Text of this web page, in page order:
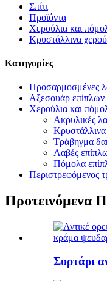
Σπίτι
Προϊόντα
Χερούλια και
Κρυστάλλινα
Κατηγορίες
Προσαρμοσμένες
Αξεσουάρ επίπλων
Χερούλια και
Ακρυλικές
Τράβηγμα
Λαβές
Πόμολα
Περιστρεφόμενος
Προτεινόμενα
Συρτάρι